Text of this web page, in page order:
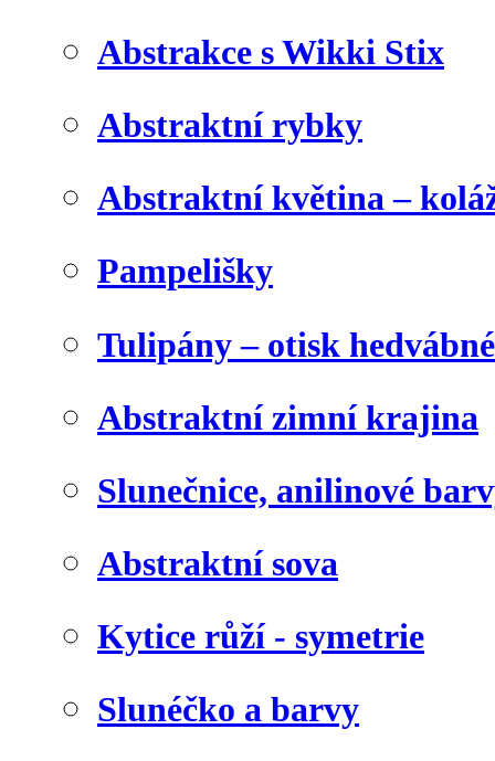
Abstrakce s Wikki Stix
Abstraktní rybky
Abstraktní květina –
Pampelišky
Tulipány – otisk
Abstraktní zimní krajina
Slunečnice, anilinové
Abstraktní sova
Kytice růží - symetrie
Slunéčko a barvy